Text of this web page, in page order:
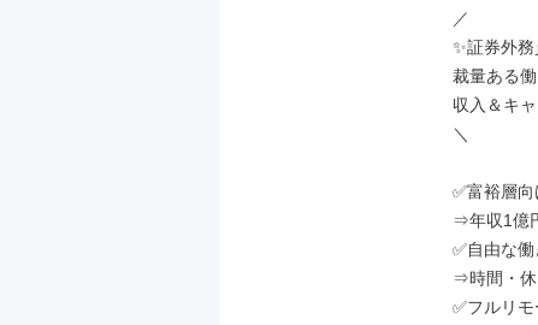
／
✨証券外
裁量ある働
収入＆キャ
＼
✅富裕層
⇒年収1億
✅自由な
⇒時間・休
✅フルリ